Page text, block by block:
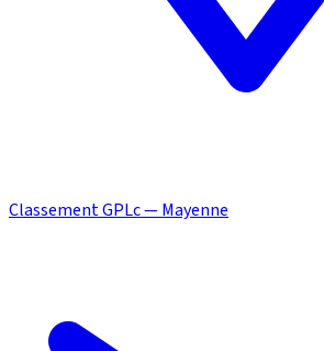
Classement GPLc — Mayenne